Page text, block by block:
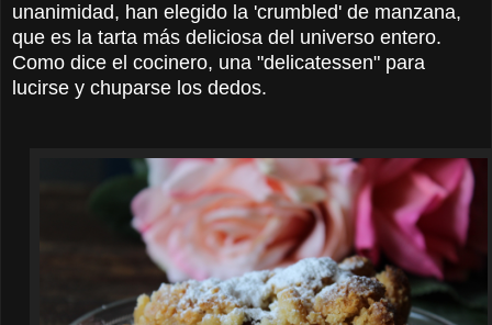
unanimidad, han elegido la 'crumbled' de manzana,
que es la tarta más deliciosa del universo entero.
Como dice el cocinero, una "delicatessen" para
lucirse y chuparse los dedos.